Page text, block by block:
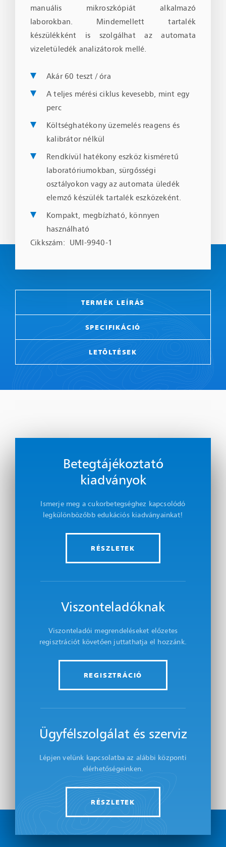
manuális mikroszkópiát alkalmazó
laborokban. Mindemellett tartalék
készülékként is szolgálhat az automata
vizeletüledék analizátorok mellé.
Akár 60 teszt / óra
A teljes mérési ciklus kevesebb, mint egy
perc
Költséghatékony üzemelés reagens és
kalibrátor nélkül
Rendkívül hatékony eszköz kisméretű
laboratóriumokban, sürgősségi
osztályokon vagy az automata üledék
elemző készülék tartalék eszközeként.
Kompakt, megbízható, könnyen
használható
Cikkszám: UMI-9940-1
TERMÉK LEÍRÁS
SPECIFIKÁCIÓ
LETÖLTÉSEK
Betegtájékoztató
kiadványok
Ismerje meg a cukorbetegséghez kapcsolódó
legkülönbözőbb edukációs kiadványainkat!
RÉSZLETEK
Viszonteladóknak
Viszonteladói megrendeléseket előzetes
regisztrációt követően juttathatja el hozzánk.
REGISZTRÁCIÓ
Ügyfélszolgálat és szerviz
Lépjen velünk kapcsolatba az alábbi központi
elérhetőségeinken.
RÉSZLETEK